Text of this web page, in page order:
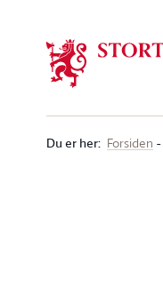
Du er her: Forsiden